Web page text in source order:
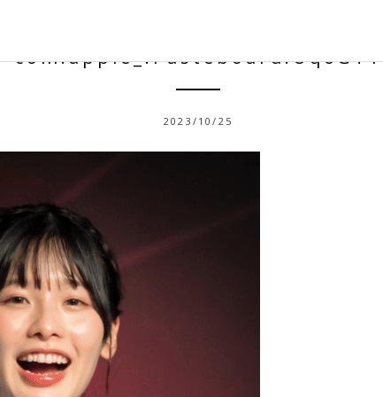
com.apple_.Pasteboard.Uq6GTY
2023/10/25